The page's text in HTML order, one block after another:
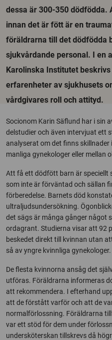
dessa är 300-350 dödfödda.
innan det är fött är en
föräldrarna till det dödfödda
sjukvårdande personal. I en
Karolinska Institutet
erfarenheter av sjukhusets
vårdgivares roll och attityd.
Socionom Karin Säflund har i sin
delstudier och även intervjuat ett
analyserat om det finns
manliga gynekologer eller mellan
Att få ett dödfött barn är speciellt
som inte är förväntad och sällan
förberedelse. Barnets död
ultraljudsundersökning.
det sägs är många gånger något
ordagrant. Studierna visar att 92
beskedet direkt till kvinnan utan
så av yngre kvinnliga gynekologer.
De flesta kvinnorna ansåg det
utföras. Föräldrarna informeras
att rekommendera. I efterhand
att de förstått varför och att de
normalförlossning. Föräldrarna
var ett stöd för dem under
undersköterskan tillskrevs då